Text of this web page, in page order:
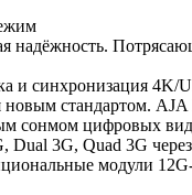
надёжность.
и синхронизация 4K/
новым стандартом. AJA
сонмом цифровых
Dual 3G, Quad 3G
модули